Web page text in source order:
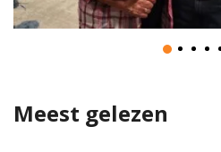
Meest gelezen